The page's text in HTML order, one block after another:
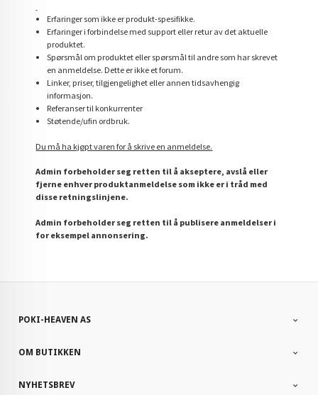
Erfaringer som ikke er produkt-spesifikke.
Erfaringer i forbindelse med support eller retur av det aktuelle
produktet.
Spørsmål om produktet eller spørsmål til andre som har skrevet
en anmeldelse. Dette er ikke et forum.
Linker, priser, tilgjengelighet eller annen tidsavhengig
informasjon.
Referanser til konkurrenter
Støtende/ufin ordbruk.
Du må ha kjøpt varen for å skrive en anmeldelse.
Admin forbeholder seg retten til å akseptere, avslå eller
fjerne enhver produktanmeldelse som ikke er i tråd med
disse retningslinjene.
Admin forbeholder seg retten til å publisere anmeldelser i
for eksempel annonsering.
POKI-HEAVEN AS
OM BUTIKKEN
NYHETSBREV